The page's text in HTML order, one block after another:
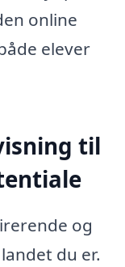
online
elever
til
og
du er.